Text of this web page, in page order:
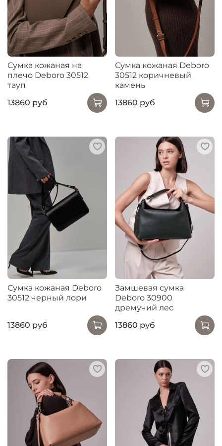
Сумка кожаная на
плечо Deboro 30512
тауп
13860 руб
Сумка кожаная Deboro
30512 коричневый
камень
13860 руб
Сумка кожаная Deboro
30512 черный лори
13860 руб
Замшевая сумка
Deboro 30900
дремучий лес
13860 руб